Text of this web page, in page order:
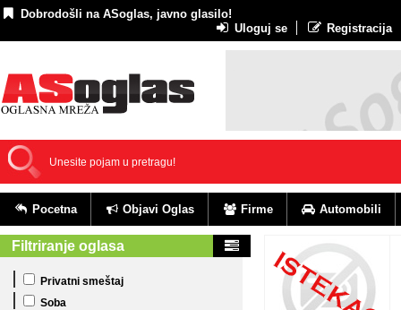
Dobrodošli na ASoglas, javno glasilo!
Uloguj se
Registracija
Pocetna Objavi Oglas Firme Automobili
Filtriranje oglasa
Privatni smeštaj
Soba